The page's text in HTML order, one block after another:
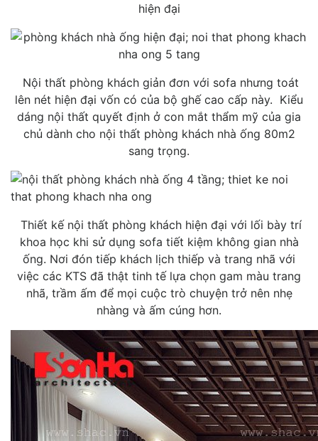
hiện đại
Nội thất phòng khách giản đơn với sofa nhưng toát
lên nét hiện đại vốn có của bộ ghế cao cấp này. Kiểu
dáng nội thất quyết định ở con mắt thẩm mỹ của gia
chủ dành cho nội thất phòng khách nhà ống 80m2
sang trọng.
Thiết kế nội thất phòng khách hiện đại với lối bày trí
khoa học khi sử dụng sofa tiết kiệm không gian nhà
ống. Nơi đón tiếp khách lịch thiếp và trang nhã với
việc các KTS đã thật tinh tế lựa chọn gam màu trang
nhã, trầm ấm để mọi cuộc trò chuyện trở nên nhẹ
nhàng và ấm cúng hơn.